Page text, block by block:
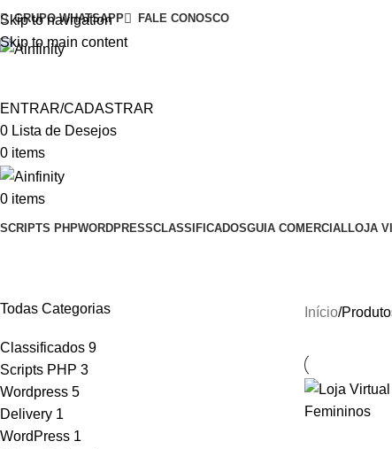
Skip to navigation
Skip to main content
GRUPO WHATSAPP FALE CONOSCO
ENTRAR/CADASTRAR
0 Lista de Desejos
0 items
0 items
SCRIPTS PHPWORDPRESSCLASSIFICADOSGUIA COMERCIALLOJA
Todas Categorias
Classificados 9
Scripts PHP 3
Wordpress 5
Delivery 1
WordPress 1
Início